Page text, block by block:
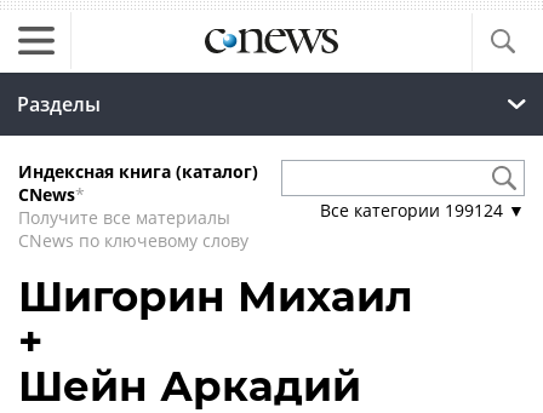
Разделы
Индексная книга (каталог)
CNews*
Получите все материалы
CNews по ключевому слову
Все категории 199124 ▼
Шигорин Михаил
+
Шейн Аркадий